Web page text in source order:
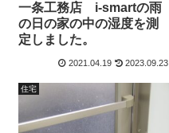
一条工務店 i-smartの雨
の日の家の中の湿度を測
定しました。
2021.04.19 2023.09.23
住宅